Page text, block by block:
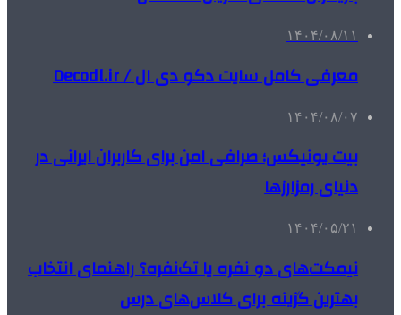
۱۴۰۴/۰۸/۱۱
معرفی کامل سایت دکو دی ال / Decodl.ir
۱۴۰۴/۰۸/۰۷
بیت یونیکس؛ صرافی امن برای کاربران ایرانی در
دنیای رمزارزها
۱۴۰۴/۰۵/۲۱
نیمکت‌های دو نفره یا تک‌نفره؟ راهنمای انتخاب
بهترین گزینه برای کلاس‌های درس